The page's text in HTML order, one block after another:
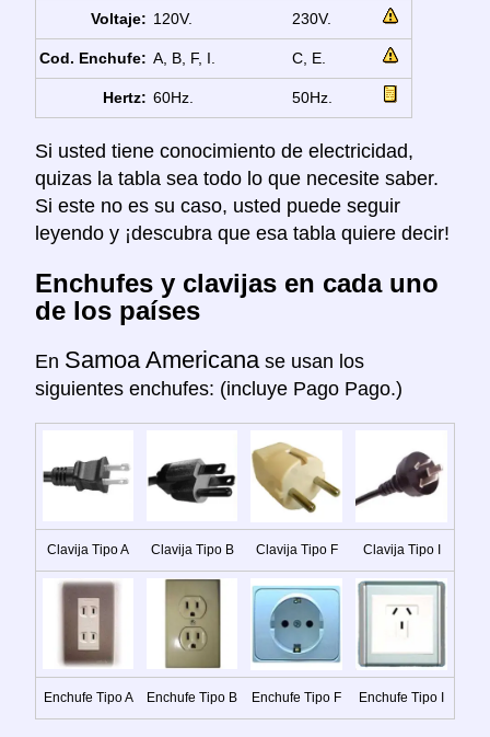
Voltaje: 120V. 230V.
Cod. Enchufe: A, B, F, I. C, E.
Hertz: 60Hz. 50Hz.
Si usted tiene conocimiento de electricidad,
quizas la tabla sea todo lo que necesite saber.
Si este no es su caso, usted puede seguir
leyendo y ¡descubra que esa tabla quiere decir!
Enchufes y clavijas en cada uno
de los países
En Samoa Americana se usan los
siguientes enchufes: (incluye Pago Pago.)
Clavija Tipo A Clavija Tipo B Clavija Tipo F Clavija Tipo I
Enchufe Tipo A Enchufe Tipo B Enchufe Tipo F Enchufe Tipo I